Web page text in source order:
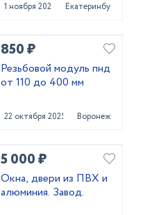
1 ноября 2025 Екатеринбург
850 ₽
Резьбовой модуль пнд
от 110 до 400 мм
22 октября 2025 Воронеж
5 000 ₽
Окна, двери из ПВХ и
алюминия. Завод.